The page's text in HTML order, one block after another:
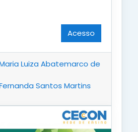
Acesso
Luiza Abatemarco de
Santos Martins